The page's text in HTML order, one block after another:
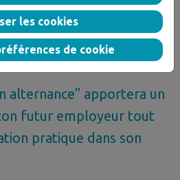
pratique de ta
un "contrat" chez un
alternance" apportera un
futur employeur tout
pratique dans son
les cookies
de cookie